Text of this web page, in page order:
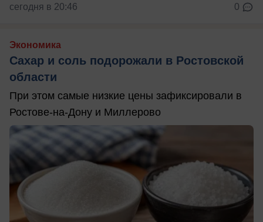
сегодня в 20:46 0
Экономика
Сахар и соль подорожали в Ростовской
области
При этом самые низкие цены зафиксировали в
Ростове-на-Дону и Миллерово